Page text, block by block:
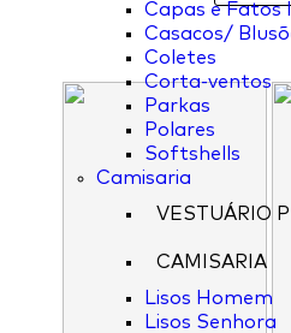
Capas e Fatos
Casacos/
Coletes
Corta-ventos
Parkas
Polares
Softshells
Camisaria
VESTUÁRIO
CAMISARIA
Lisos Homem
Lisos Senhora